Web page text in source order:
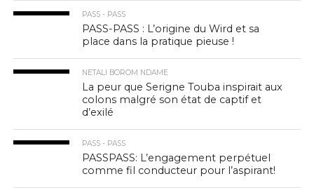
PASS - PASS
PASS-PASS : L’origine du Wird et sa
place dans la pratique pieuse !
NETALI BOROM NDAME
La peur que Serigne Touba inspirait aux
colons malgré son état de captif et
d’exilé
PASS - PASS
PASSPASS: L’engagement perpétuel
comme fil conducteur pour l’aspirant!